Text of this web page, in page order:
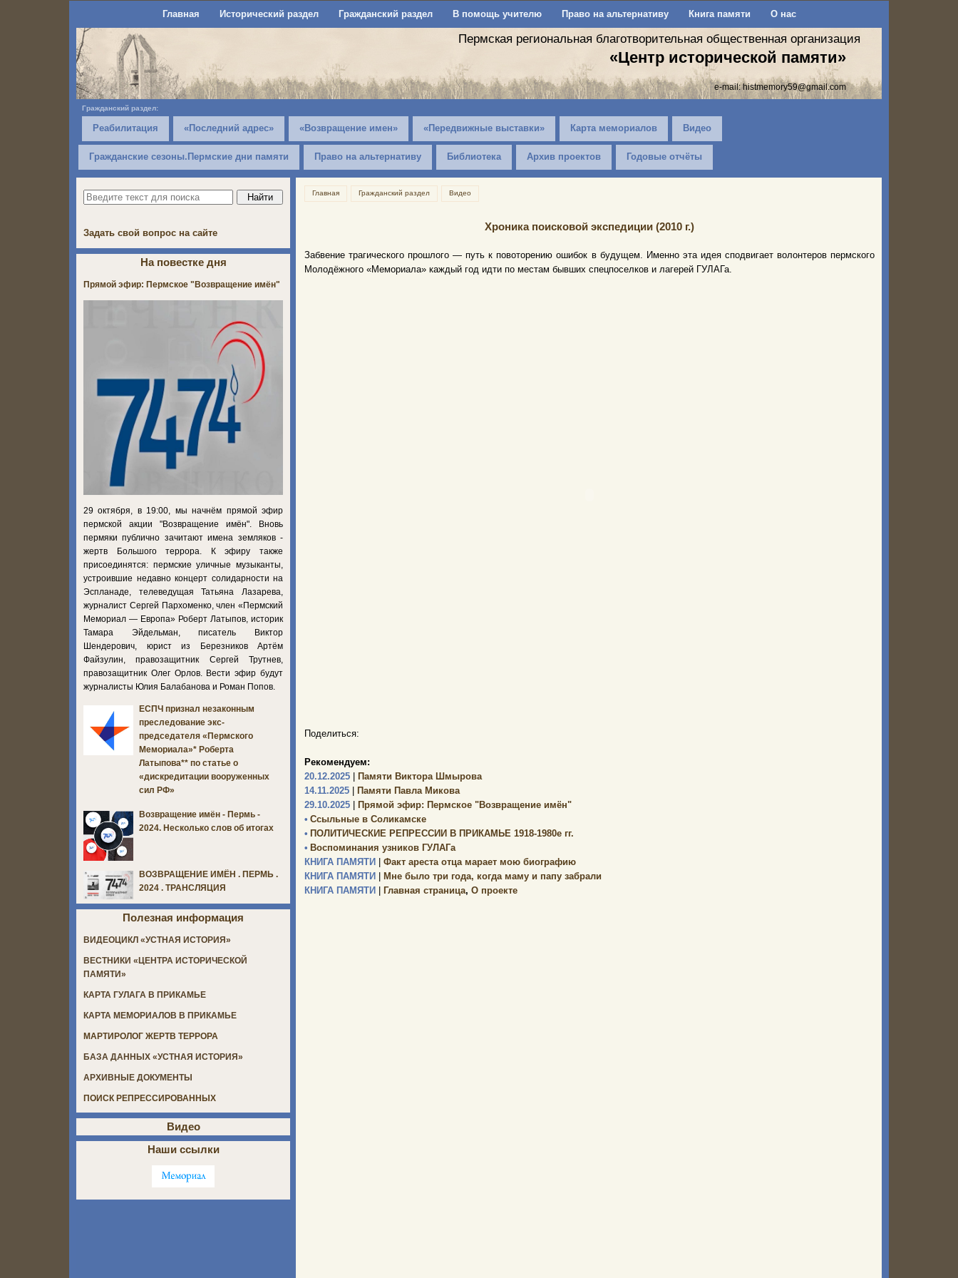
Главная Исторический раздел Гражданский раздел В помощь учителю Право на альтернативу Книга памяти О нас
Пермская региональная благотворительная общественная организация
«Центр исторической памяти»
e-mail:histmemory59@gmail.com
Гражданский раздел:
Реабилитация «Последний адрес» «Возвращение имен» «Передвижные выставки» Карта мемориалов Видео
Гражданские сезоны.Пермские дни памяти Право на альтернативу Библиотека Архив проектов Годовые отчёты
Главная Гражданский раздел Видео
Хроника поисковой экспедиции (2010 г.)
Забвение трагического прошлого — путь к повоторению ошибок в будущем. Именно эта идея сподвигает волонтеров пермского
Молодёжного «Мемориала» каждый год идти по местам бывших спецпоселков и лагерей ГУЛАГа.
Поделиться:
Рекомендуем:
20.12.2025
Памяти Виктора Шмырова
14.11.2025
Памяти Павла Микова
29.10.2025
Прямой эфир: Пермское "Возвращение имён"
• Ссыльные в Соликамске
• ПОЛИТИЧЕСКИЕ РЕПРЕССИИ В ПРИКАМЬЕ 1918-1980е гг.
• Воспоминания узников ГУЛАГа
КНИГА ПАМЯТИ
Факт ареста отца марает мою биографию
КНИГА ПАМЯТИ
Мне было три года, когда маму и папу забрали
КНИГА ПАМЯТИ
Главная страница, О проекте
Задать свой вопрос на сайте
На повестке дня
Прямой эфир: Пермское "Возвращение имён"
29 октября, в 19:00, мы начнём прямой эфир
пермской акции "Возвращение имён". Вновь
пермяки публично зачитают имена земляков -
жертв Большого террора. К эфиру также
присоединятся: пермские уличные музыканты,
устроившие недавно концерт солидарности на
Эспланаде, телеведущая Татьяна Лазарева,
журналист Сергей Пархоменко, член «Пермский
Мемориал — Европа» Роберт Латыпов, историк
Тамара Эйдельман, писатель Виктор
Шендерович, юрист из Березников Артём
Файзулин, правозащитник Сергей Трутнев,
правозащитник Олег Орлов. Вести эфир будут
журналисты Юлия Балабанова и Роман Попов.
ЕСПЧ признал незаконным
преследование экс-
председателя «Пермского
Мемориала»* Роберта
Латыпова** по статье о
«дискредитации вооруженных
сил РФ»
Возвращение имён - Пермь -
2024. Несколько слов об итогах
ВОЗВРАЩЕНИЕ ИМЁН . ПЕРМЬ .
2024 . ТРАНСЛЯЦИЯ
Полезная информация
ВИДЕОЦИКЛ «УСТНАЯ ИСТОРИЯ»
ВЕСТНИКИ «ЦЕНТРА ИСТОРИЧЕСКОЙ
ПАМЯТИ»
КАРТА ГУЛАГА В ПРИКАМЬЕ
КАРТА МЕМОРИАЛОВ В ПРИКАМЬЕ
МАРТИРОЛОГ ЖЕРТВ ТЕРРОРА
БАЗА ДАННЫХ «УСТНАЯ ИСТОРИЯ»
АРХИВНЫЕ ДОКУМЕНТЫ
ПОИСК РЕПРЕССИРОВАННЫХ
Видео
Наши ссылки